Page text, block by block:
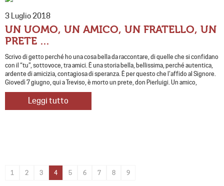
3 Luglio 2018
UN UOMO, UN AMICO, UN FRATELLO, UN
PRETE …
Scrivo di getto perché ho una cosa bella da raccontare, di quelle che si confidano
con il “tu”, sottovoce, tra amici. È una storia bella, bellissima, perché autentica,
ardente di amicizia, contagiosa di speranza. È per questo che l’affido al Signore.
Giovedì 7 giugno, qui a Treviso, è morto un prete, don Pierluigi. Un amico,
Leggi tutto
1 2 3 4 5 6 7 8 9